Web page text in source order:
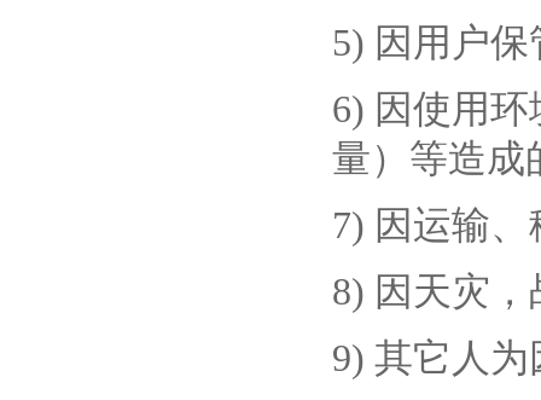
5) 因用户
6) 因使用
量）等造成
7) 因运输
8) 因天灾
9) 其它人